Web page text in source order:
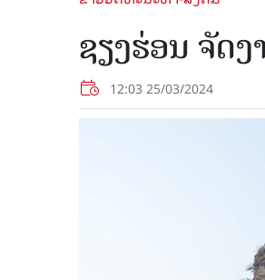
ຊຽງຮ່ອນ ຈັດ
12:03 25/03/2024